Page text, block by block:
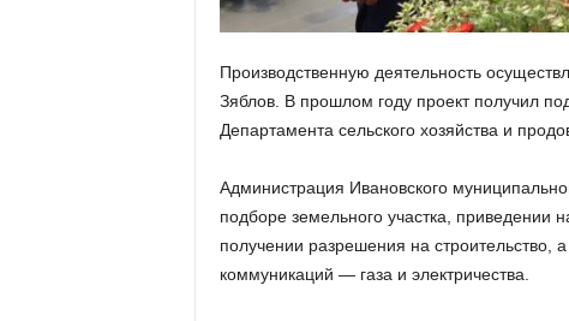
Производственную деятельность
Зяблов. В прошлом году проект получил
Департамента сельского хозяйства и
Администрация Ивановского
подборе земельного участка, приведении
получении разрешения на строительство,
коммуникаций — газа и электричества.